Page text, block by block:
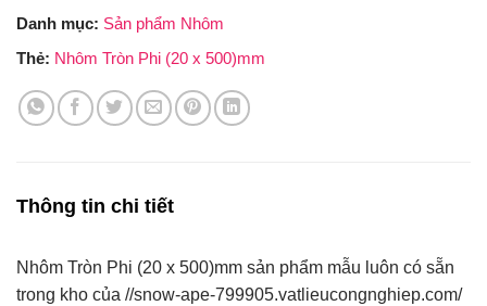
Danh mục: Sản phẩm Nhôm
Thẻ: Nhôm Tròn Phi (20 x 500)mm
Thông tin chi tiết
Nhôm Tròn Phi (20 x 500)mm sản phẩm mẫu luôn có sẵn
trong kho của //snow-ape-799905.vatlieucongnghiep.com/